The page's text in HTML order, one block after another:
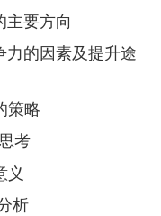
主要方向
力的因素及提升途
策略
考
义
析